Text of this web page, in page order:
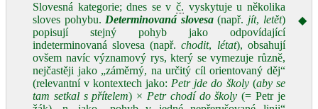
Slovesná kategorie; dnes se v č. vyskytuje u několika
sloves pohybu. Determinovaná slovesa(např. jít, letět)
popisují stejný pohyb jako odpovídající
indeterminovaná slovesa (např.chodit, létat), obsahují
ovšem navíc významový rys, který se vymezuje různě,
nejčastěji jako „záměrný, na určitý cíl orientovaný děj“
(relevantní v kontextech jako: Petr jde do školy(aby se
tam setkal s přítelem) × Petr chodí do školy (= Petr je
◆